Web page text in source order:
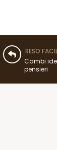
RESO
Cambi
pensieri